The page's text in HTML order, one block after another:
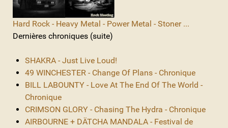
Hard Rock - Heavy Metal - Power Metal - Stoner ...
Dernières chroniques (suite)
SHAKRA - Just Live Loud!
49 WINCHESTER - Change Of Plans - Chronique
BILL LABOUNTY - Love At The End Of The World -
Chronique
CRIMSON GLORY - Chasing The Hydra - Chronique
AIRBOURNE + DÄTCHA MANDALA - Festival de